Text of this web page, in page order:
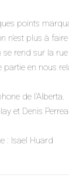
points
plus à
rend sur la
en nous
de l’Alberta.
et Denis
: Isael Huard